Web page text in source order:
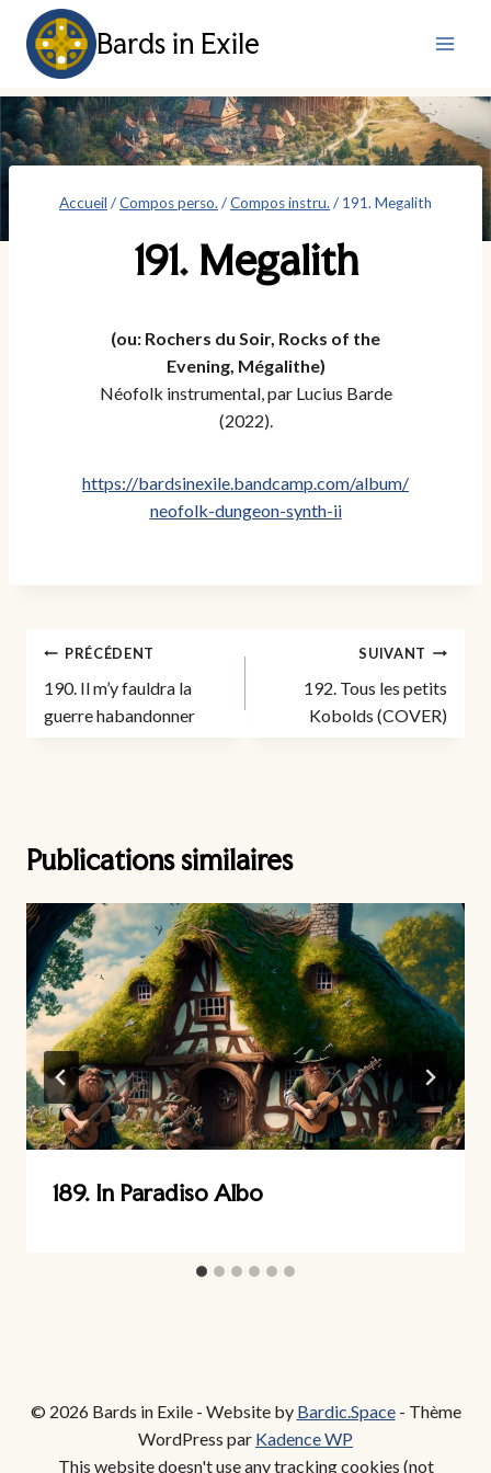
contenu
Bards in Exile
Accueil /Compos perso./Compos instru./ 191. Megalith
191. Megalith
(ou: Rochers du Soir, Rocks of the
Evening, Mégalithe)
Néofolk instrumental, par Lucius Barde
(2022).
https://bardsinexile.bandcamp.com/album/
neofolk-dungeon-synth-ii
Navigation
de
l’article
PRÉCÉDENT
190. Il m’y fauldra la
guerre habandonner
SUIVANT
192. Tous les petits
Kobolds (COVER)
Publications similaires
189. In Paradiso Albo
© 2026 Bards in Exile - Website by Bardic.Space- Thème
WordPress par Kadence WP
This website doesn't use any tracking cookies (not